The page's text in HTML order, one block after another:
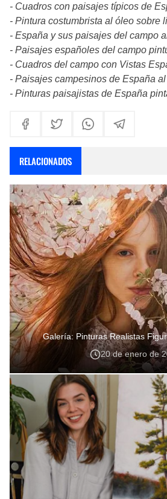
- Cuadros con paisajes típicos de
- Pintura costumbrista al óleo sobre
- España y sus paisajes del campo
- Paisajes españoles del campo
- Cuadros del campo con Vistas
- Paisajes campesinos de España
- Pinturas paisajistas de España
RELACIONADOS
Galería: Pinturas Realistas
20 de enero de